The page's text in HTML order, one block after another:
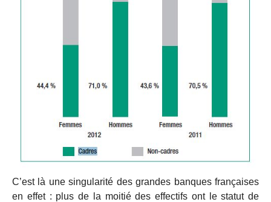
C’est là une singularité des grandes banques françaises
en effet : plus de la moitié des effectifs ont le statut de